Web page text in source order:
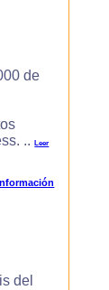
de
..Leer
del